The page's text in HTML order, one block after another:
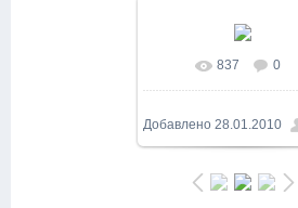
837 0
Добавлено 28.01.2010